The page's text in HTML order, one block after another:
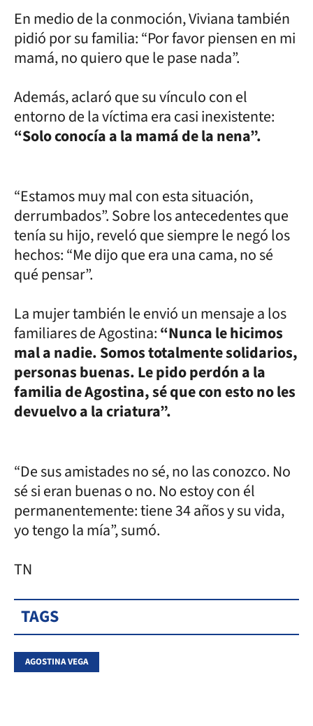
En medio de la conmoción, Viviana también
pidió por su familia: “Por favor piensen en mi
mamá, no quiero que le pase nada”.
Además, aclaró que su vínculo con el
entorno de la víctima era casi inexistente:
“Solo conocía a la mamá de la nena”.
“Estamos muy mal con esta situación,
derrumbados”. Sobre los antecedentes que
tenía su hijo, reveló que siempre le negó los
hechos: “Me dijo que era una cama, no sé
qué pensar”.
La mujer también le envió un mensaje a los
familiares de Agostina:“Nunca le hicimos
mal a nadie. Somos totalmente solidarios,
personas buenas. Le pido perdón a la
familia de Agostina, sé que con esto no les
devuelvo a la criatura”.
“De sus amistades no sé, no las conozco. No
sé si eran buenas o no. No estoy con él
permanentemente: tiene 34 años y su vida,
yo tengo la mía”, sumó.
TN
TAGS
AGOSTINA VEGA